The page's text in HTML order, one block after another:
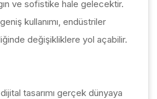
ve sofistike hale gelecektir.
kullanımı, endüstriler
değişikliklere yol açabilir.
tasarımı gerçek dünyaya